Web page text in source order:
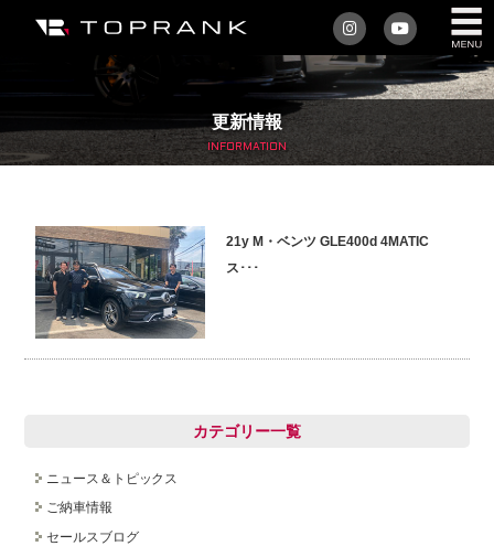
私たちについて
車を買う
アフターサービス
車を売る
店舗/スタッフ情報
トップランク・マガジン
更新情報
INFORMATION
21y M・ベンツ GLE400d 4MATIC
ス･･･
カテゴリー一覧
ニュース＆トピックス
ご納車情報
セールスブログ